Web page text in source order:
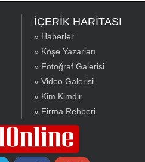
İÇERİK HARİTASI
» Haberler
» Köşe Yazarları
» Fotoğraf Galerisi
» Video Galerisi
» Kim Kimdir
» Firma Rehberi